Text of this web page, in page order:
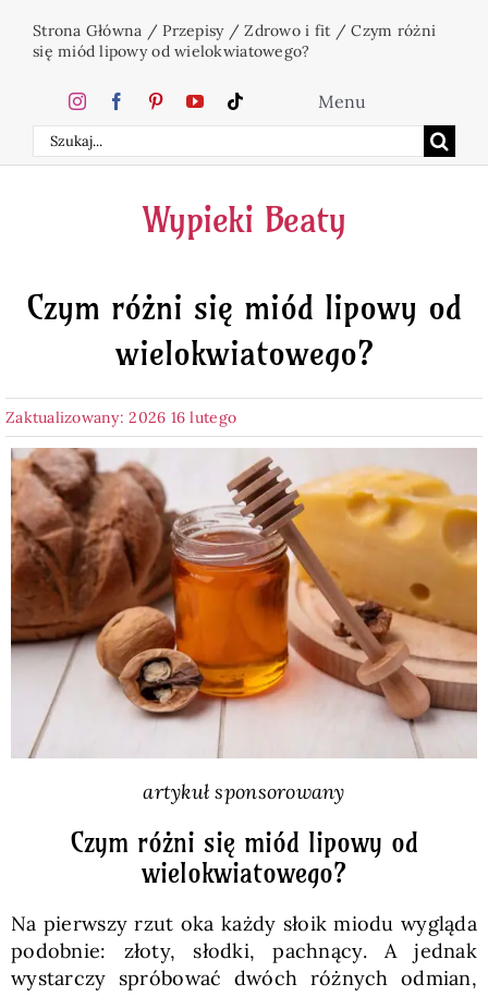
zawartości
Strona Główna /Przepisy/Zdrowo i fit /Czym różni
się miód lipowy od wielokwiatowego?
Szukaj
Menu
Home
Ciasta
Desery
Święta
Napoje
Pieczywo
Przetwory
Posiłki
Zdrowo i fit
Kuchnie świata
SKLEP
Polski
Wypieki Beaty
Czym różni się miód lipowy od
wielokwiatowego?
Zaktualizowany: 2026 16 lutego
artykuł sponsorowany
Czym różni się miód lipowy od
wielokwiatowego?
Na pierwszy rzut oka każdy słoik miodu wygląda
podobnie: złoty, słodki, pachnący. A jednak
wystarczy spróbować dwóch różnych odmian,